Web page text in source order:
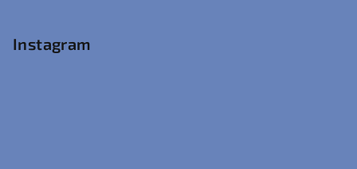
Instagram